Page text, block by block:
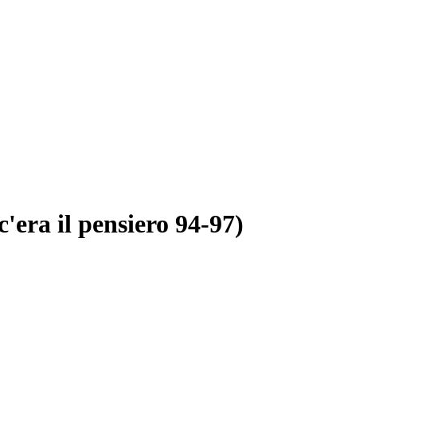
il pensiero 94-97)